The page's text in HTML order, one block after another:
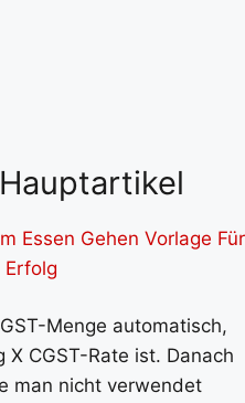
Essen Gehen Vorlage Für
Erfolg
Menge automatisch,
CGST-Rate ist. Danach
man nicht verwendet